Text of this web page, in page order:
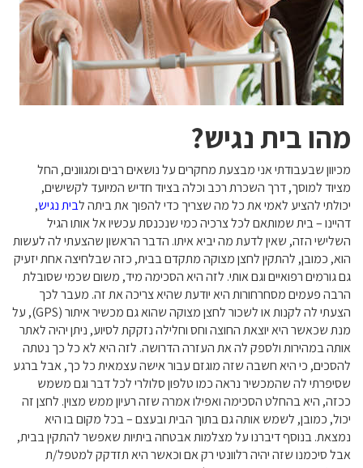
מהו בית נגיש?
מכיוון שבעבודתי אני מבצעת מחקרים על נושאים רבים ומגוונים, החל
מציוד למוסך, דרך השכרת רכב וכלה בציוד חדיש המיועד לקשישים,
יכולתי להציע לאמי את כל מה שצריך כדי להפוך את ביתה לבית נגיש,
דהיינו – בית שמותאם לכל צרכיה כמי שנכנסת עכשיו אל אותו הגיל
השלישי הזה, שאין לדעת מה יביא איתו. הדבר הראשון שהצעתי לה לעשות
הוא, כמובן, להתקין לחצן מצוקה מתקדם בבית, כזה שבלחיצה אחת יזעיק
גם גורמים רפואיים וגם אותי. לזה היא הסכימה מיד, משום שכמי שסובלת
הרבה פעמים מסחרחורות היא יודעת שהיא צריכה את זה. מעבר לכך
הצעתי לה לקנות או לשכור לחצן מצוקה שהוא גם מכשיר איתור (GPS), על
מנת שכאשר היא יוצאת החוצה וחס וחלילה נזקקת לסיוע, ניתן יהיה לאתר
אותה במהירות ולספק לה את העזרה הדרושה. לזה היא לא כל כך נטתה
להסכים, כי היא חשבה שזה מוגזם עבור אישה עצמאית כל כך, אבל ברגע
שסיפרתי לה שהמכשיר נראה כמו טלפון סלולרי לכל דבר וגם משמש
ככזה, היא בהחלט הסכימה ואפילו אמרה שזה רעיון ממש מצוין. לחצן זה
יכול, כמובן, לשמש אותה גם בתוך הבית ובעצם – בכל מקום בו היא
נמצאת. בנוסף דיברנו על מצלמות אבטחה ביתיות שאפשר להתקין בבית,
אבל סיכמנו שזה יהיה רלוונטי רק אם וכאשר היא תזדקק למטפל/ת